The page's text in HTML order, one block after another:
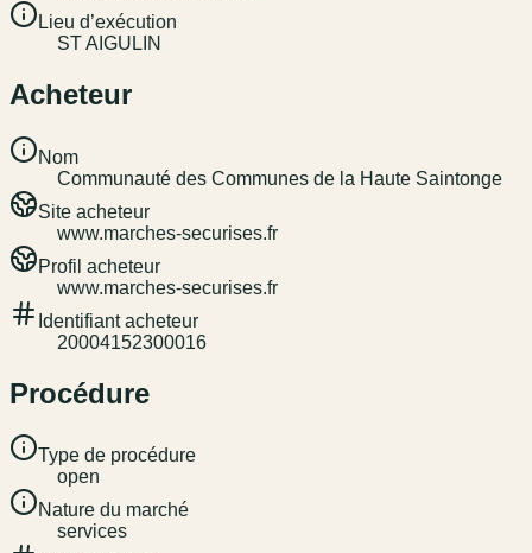
Lieu d’exécution
ST AIGULIN
Acheteur
Nom
Communauté des Communes de la Haute Saintonge
Site acheteur
www.marches-securises.fr
Profil acheteur
www.marches-securises.fr
Identifiant acheteur
20004152300016
Procédure
Type de procédure
open
Nature du marché
services